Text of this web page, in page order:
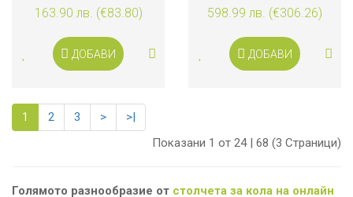
163.90 лв. (€83.80)
ДОБАВИ
598.99 лв. (€306.26)
ДОБАВИ
1 2 3 >
>|
Показани 1 от 24 | 68 (3 Страници)
Голямото разнообразие от столчета за кола на онлайн